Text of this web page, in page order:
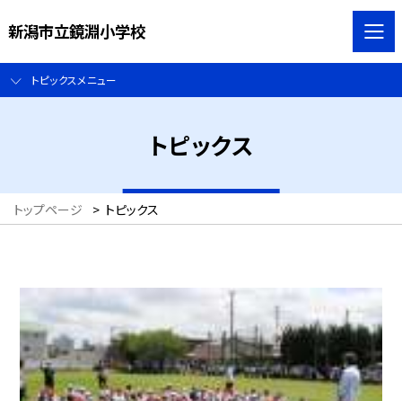
新潟市立鏡淵小学校
トピックスメニュー
トピックス
トップページ > トピックス